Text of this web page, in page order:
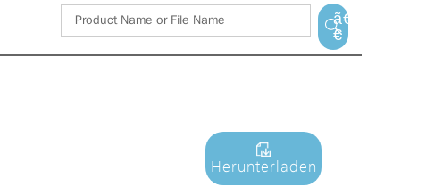
Medienkonverter
ã€
€
Herunterladen